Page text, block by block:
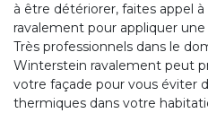
à être détériorer, faites appel
ravalement pour appliquer
Très professionnels dans le
Winterstein ravalement peut
votre façade pour vous éviter
thermiques dans votre